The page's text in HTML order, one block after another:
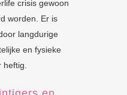
crisis gewoon
worden. Er is
langdurige
en fysieke